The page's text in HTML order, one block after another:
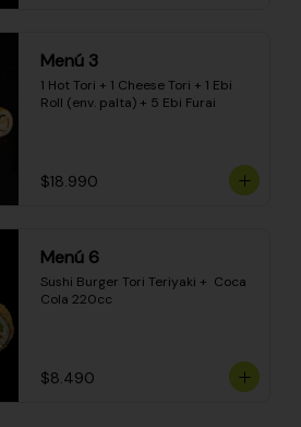
Menú 3
1 Hot Tori + 1 Cheese Tori + 1 Ebi
Roll (env. palta) + 5 Ebi Furai
$18.990
Menú 6
Sushi Burger Tori Teriyaki +  Coca
Cola 220cc
$8.490